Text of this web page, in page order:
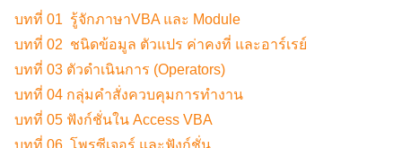
บทที่ 01 รู้จักภาษาVBA และ Module
บทที่ 02 ชนิดข้อมูล ตัวแปร ค่าคงที่ และอาร์เรย์
บทที่ 03 ตัวดำเนินการ (Operators)
บทที่ 04 กลุ่มคำสั่งควบคุมการทำงาน
บทที่ 05 ฟังก์ชั่นใน Access VBA
บทที่ 06 โพรซีเจอร์ และฟังก์ชั่น